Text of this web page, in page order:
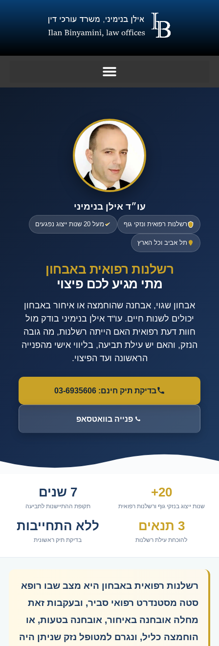
רשלנות רפואית ונזקי גוף מעל 20 שנות ייצוג נפגעים
תל אביב וכל הארץ
רשלנות רפואית באבחון
מתי מגיע לכם פיצוי
אבחון שגוי, אבחנה שהוחמצה או איחור באבחון
יכולים לשנות חיים. עו"ד אילן בנימיני בודק מול
חוות דעת רפואית האם הייתה רשלנות, מה גובה
הנזק, והאם יש עילת תביעה, בליווי אישי מהפנייה
הראשונה ועד הפיצוי.
בדיקת תיק חינם: 03-6935606
פנייה בוואטסאפ
עו״ד אילן בנימיני
20+
שנות ייצוג בנזקי גוף ורשלנות רפואית
7 שנים
תקופת ההתיישנות לתביעה
3 תנאים
להוכחת עילת רשלנות
ללא התחייבות
בדיקת תיק ראשונית
רשלנות רפואית באבחון היא מצב שבו רופא
סטה מסטנדרט רפואי סביר, ובעקבות זאת
מחלה אובחנה באיחור, אובחנה בטעות, או
הוחמצה כליל, ונגרם למטופל נזק שניתן היה